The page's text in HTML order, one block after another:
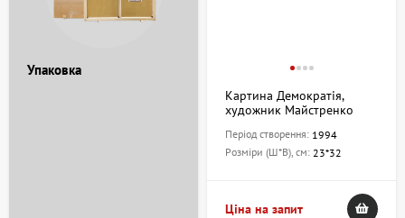
Упаковка
Картина Демократія,
художник Майстренко
Період створення: 1994
Розміри (Ш*В), см: 23*32
Ціна на запит